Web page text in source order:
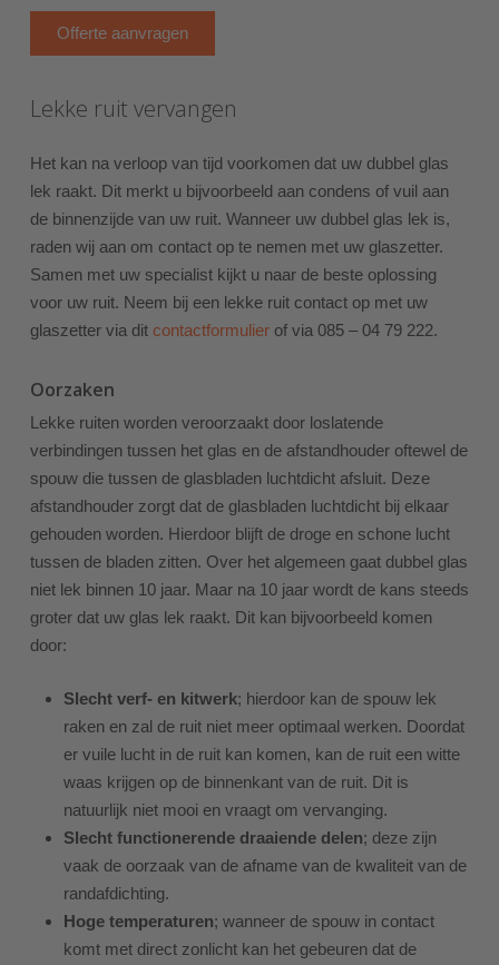
Offerte aanvragen
Lekke ruit vervangen
Het kan na verloop van tijd voorkomen dat uw dubbel glas
lek raakt. Dit merkt u bijvoorbeeld aan condens of vuil aan
de binnenzijde van uw ruit. Wanneer uw dubbel glas lek is,
raden wij aan om contact op te nemen met uw glaszetter.
Samen met uw specialist kijkt u naar de beste oplossing
voor uw ruit. Neem bij een lekke ruit contact op met uw
glaszetter via dit contactformulierof via 085 – 04 79 222.
Oorzaken
Lekke ruiten worden veroorzaakt door loslatende
verbindingen tussen het glas en de afstandhouder oftewel de
spouw die tussen de glasbladen luchtdicht afsluit. Deze
afstandhouder zorgt dat de glasbladen luchtdicht bij elkaar
gehouden worden. Hierdoor blijft de droge en schone lucht
tussen de bladen zitten. Over het algemeen gaat dubbel glas
niet lek binnen 10 jaar. Maar na 10 jaar wordt de kans steeds
groter dat uw glas lek raakt. Dit kan bijvoorbeeld komen
door:
Slecht verf- en kitwerk; hierdoor kan de spouw lek
raken en zal de ruit niet meer optimaal werken. Doordat
er vuile lucht in de ruit kan komen, kan de ruit een witte
waas krijgen op de binnenkant van de ruit. Dit is
natuurlijk niet mooi en vraagt om vervanging.
Slecht functionerende draaiende delen; deze zijn
vaak de oorzaak van de afname van de kwaliteit van de
randafdichting.
Hoge temperaturen; wanneer de spouw in contact
komt met direct zonlicht kan het gebeuren dat de